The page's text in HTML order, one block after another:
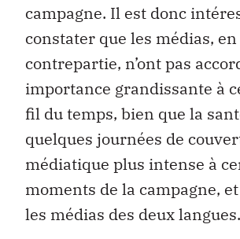
campagne. Il est donc
constater que les médias, en
contrepartie, n’ont pas
importance grandissante à
fil du temps, bien que la
quelques journées de
médiatique plus intense à
moments de la campagne,
les médias des deux langues.